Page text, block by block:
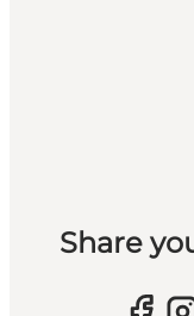
Share